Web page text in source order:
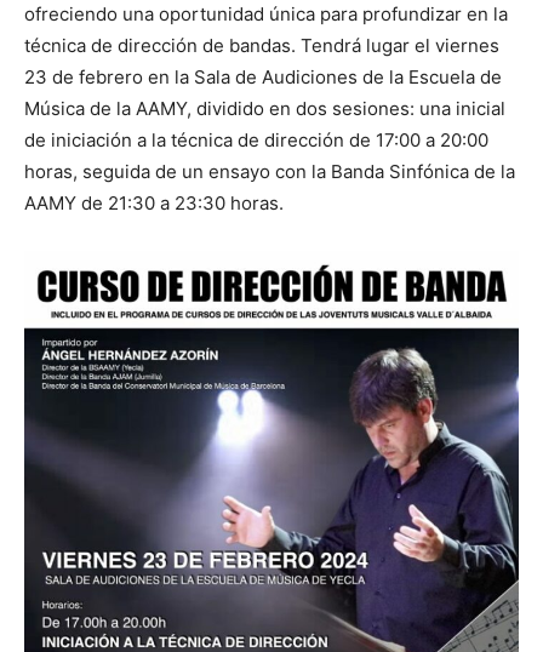
ofreciendo una oportunidad única para profundizar en la
técnica de dirección de bandas. Tendrá lugar el viernes
23 de febrero en la Sala de Audiciones de la Escuela de
Música de la AAMY, dividido en dos sesiones: una inicial
de iniciación a la técnica de dirección de 17:00 a 20:00
horas, seguida de un ensayo con la Banda Sinfónica de la
AAMY de 21:30 a 23:30 horas.